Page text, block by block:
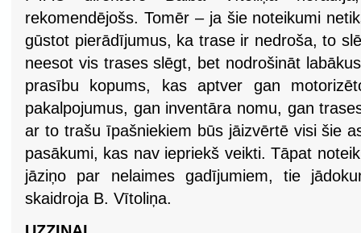
rekomendējošs. Tomēr – ja šie noteikumi
gūstot pierādījumus, ka trase ir nedroša, to
neesot vis trases slēgt, bet nodrošināt
prasību kopums, kas aptver gan
pakalpojumus, gan inventāra nomu, gan
ar to trašu īpašniekiem būs jāizvērtē visi šie
pasākumi, kas nav iepriekš veikti. Tāpat
jāziņo par nelaimes gadījumiem, tie
skaidroja B. Vītoliņa.